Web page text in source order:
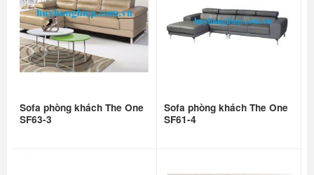
Sofa phòng khách The One
SF63-3
Sofa phòng khách The One
SF61-4